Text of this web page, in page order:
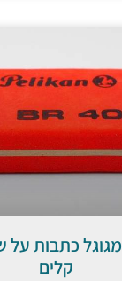
כתבות על
קלים